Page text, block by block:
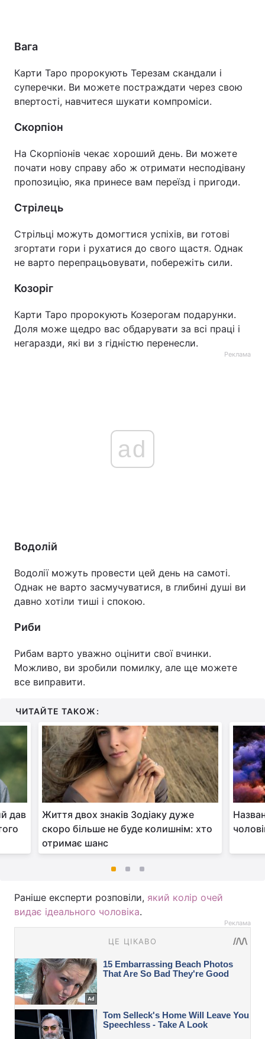
Вага
Карти Таро пророкують Терезам скандали і
суперечки. Ви можете постраждати через свою
впертості, навчитеся шукати компроміси.
Скорпіон
На Скорпіонів чекає хороший день. Ви можете
почати нову справу або ж отримати несподівану
пропозицію, яка принесе вам переїзд і пригоди.
Стрілець
Стрільці можуть домогтися успіхів, ви готові
згортати гори і рухатися до свого щастя. Однак
не варто перепрацьовувати, побережіть сили.
Козоріг
Карти Таро пророкують Козерогам подарунки.
Доля може щедро вас обдарувати за всі праці і
негаразди, які ви з гідністю перенесли.
Реклама
ad
Водолій
Водолії можуть провести цей день на самоті.
Однак не варто засмучуватися, в глибині душі ви
давно хотіли тиші і спокою.
Риби
Рибам варто уважно оцінити свої вчинки.
Можливо, ви зробили помилку, але ще можете
все виправити.
ЧИТАЙТЕ ТАКОЖ:
дав
Життя двох знаків Зодіаку дуже
скоро більше не буде колишнім: хто
отримає шанс
Раніше експерти розповіли, який колір очей
видає ідеального чоловіка.
Реклама